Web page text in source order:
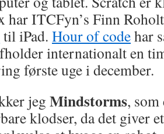
har ITCFyn’s Finn
til iPad. Hour of codehar
internationalt en
første uge i december.
jeg Mindstorms, som
klodser, da det giver